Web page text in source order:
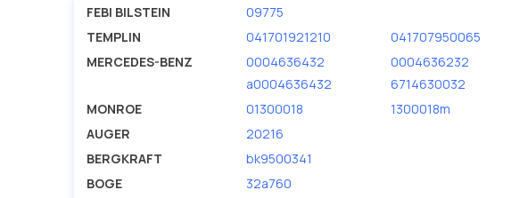
FEBI BILSTEIN
09775
TEMPLIN
041701921210 041707950065
MERCEDES-BENZ
0004636432 0004636232
a0004636432
6714630032
MONROE
01300018
1300018m
AUGER
20216
BERGKRAFT
bk9500341
BOGE
32a760